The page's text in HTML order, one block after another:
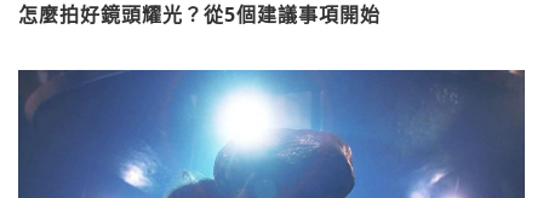
怎麼拍好鏡頭耀光？從5個建議事項開始